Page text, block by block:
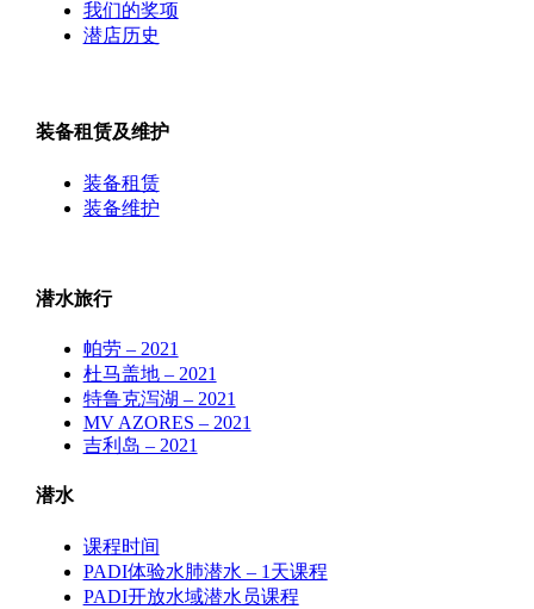
我们的奖项
潜店历史
装备租赁及维护
装备租赁
装备维护
潜水旅行
帕劳 – 2021
杜马盖地 – 2021
特鲁克泻湖 – 2021
MV AZORES – 2021
吉利岛 – 2021
潜水
课程时间
PADI体验水肺潜水 – 1天课程
PADI开放水域潜水员课程